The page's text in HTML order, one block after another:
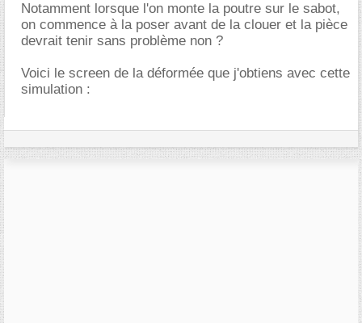
Notamment lorsque l'on monte la poutre sur le sabot,
on commence à la poser avant de la clouer et la pièce
devrait tenir sans problème non ?
Voici le screen de la déformée que j'obtiens avec cette
simulation :